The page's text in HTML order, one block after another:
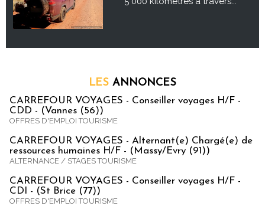
LES ANNONCES
CARREFOUR VOYAGES - Conseiller voyages H/F -
CDD - (Vannes (56))
OFFRES D'EMPLOI TOURISME
CARREFOUR VOYAGES - Alternant(e) Chargé(e) de
ressources humaines H/F - (Massy/Evry (91))
ALTERNANCE / STAGES TOURISME
CARREFOUR VOYAGES - Conseiller voyages H/F -
CDI - (St Brice (77))
OFFRES D'EMPLOI TOURISME